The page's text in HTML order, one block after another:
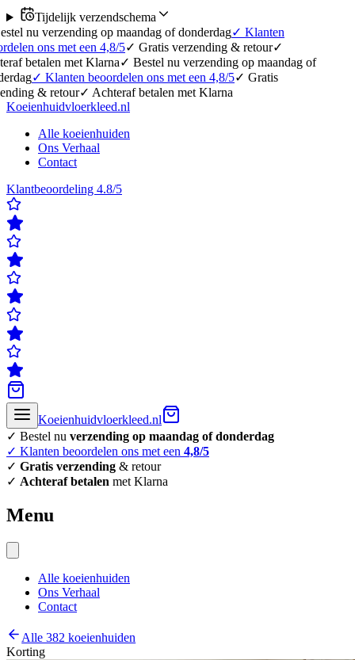
Tijdelijk verzendschema
op maandag of donderdag✓Klanten
met een 4,8/5✓Gratis verzending & retour ✓
met Klarna✓Bestel nu verzending op maandag of
Klanten beoordelen ons met een 4,8/5✓Gratis
retour ✓ Achteraf betalen met Klarna
Koeienhuidvloerkleed.nl
Alle koeienhuiden
Ons Verhaal
Contact
Klantbeoordeling 4.8/5
Koeienhuidvloerkleed.nl
✓ Bestel nu verzending op maandag of donderdag
✓ Klanten beoordelen ons met een 4,8/5
✓ Gratis verzending & retour
✓ Achteraf betalen met Klarna
Menu
Alle koeienhuiden
Ons Verhaal
Contact
Alle 382 koeienhuiden
Korting